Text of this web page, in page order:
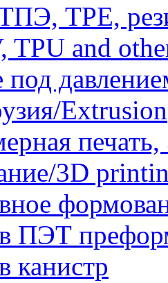
TPE,
TPU and
Extrusion
3D
ПЭТ